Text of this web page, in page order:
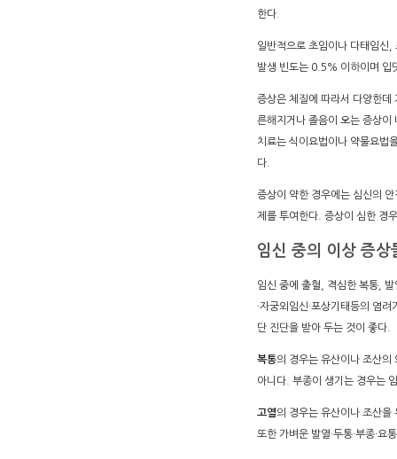
한다.
일반적으로 초임이나 다태임신
발생 빈도는 0.5% 이하이며 입
증상은 체질에 따라서 다양한
른해지거나 졸음이 오는 증상이
치료는 식이요법이나 약물요법
다.
증상이 약한 경우에는 심신의
제를 투여한다. 증상이 심한 경
임신 중의 이상 증상
임신 중에 출혈, 격심한 복통, 발
·자궁외임신·포상기태등의 염
단 진단을 받아 두는 것이 좋다.
복통의 경우는 유산이나 조산의
아니다. 부종이 생기는 경우는
고열의 경우는 유산이나 조산을
또한 가벼운 발열·두통·부종·